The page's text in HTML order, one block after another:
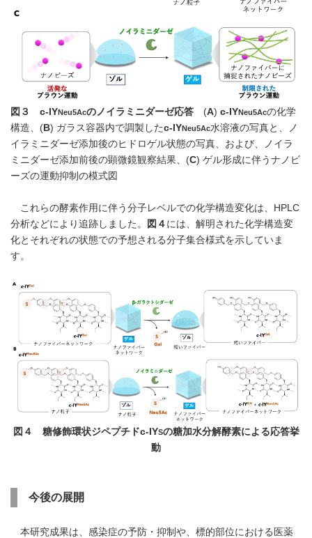
図３ c-IYNeu5Acのノイラミニダーゼ応答 (A) c-IYNeu5Acの化学
構造、( B) ガラス容器内で調製したc-IYNeu5Ac水溶液の写真と、ノ
イラミニダーゼ添加後のヒドロゲル状態の写真、および、ノイラ
ミニダーゼ添加前後の顕微鏡観察結果、(C) ゲル形成に伴うナノビ
ーズの運動抑制の模式図
これらの酵素作用に伴う分子レベルでの化学構造変化は、HPLC
分析などにより追跡しました。
図４ には、解明された化学構造変
化とそれぞれの状態での予想される分子集合様式を示していま
す。
図４ 糖修飾環状ジペプチドc-IYSの糖加水分解酵素による応答挙
動
今後の展開
本研究成果は、感染症の予防・抑制や、標的部位における医薬